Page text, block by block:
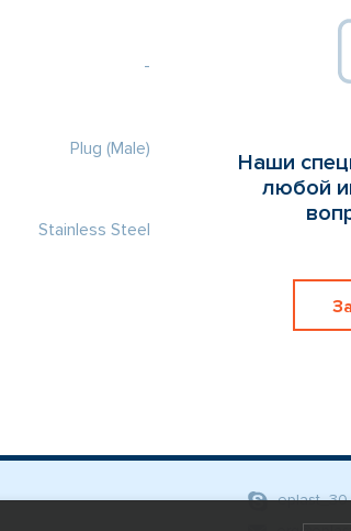
-
Plug (Male)
Stainless Steel
Наши
любой
eplast_30